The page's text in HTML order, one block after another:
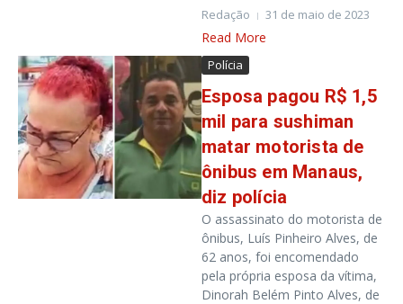
Redação 31 de maio de 2023
Read More
Polícia
Esposa pagou R$ 1,5
mil para sushiman
matar motorista de
ônibus em Manaus,
diz polícia
O assassinato do motorista de
ônibus, Luís Pinheiro Alves, de
62 anos, foi encomendado
pela própria esposa da vítima,
Dinorah Belém Pinto Alves, de